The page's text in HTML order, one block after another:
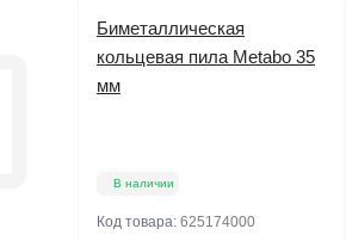
Биметаллическая
кольцевая пила Metabo 35
мм
В наличии
Код товара: 625174000